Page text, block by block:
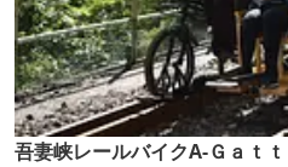
吾妻峡レールバイクA-Ｇａｔ